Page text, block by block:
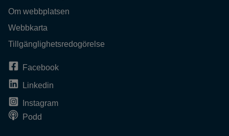
Om webbplatsen
Webbkarta
Tillgänglighetsredogörelse
Facebook
Linkedin
Instagram
Podd